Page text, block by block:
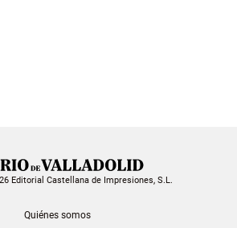
Editorial Castellana de Impresiones, S.L.
Quiénes somos